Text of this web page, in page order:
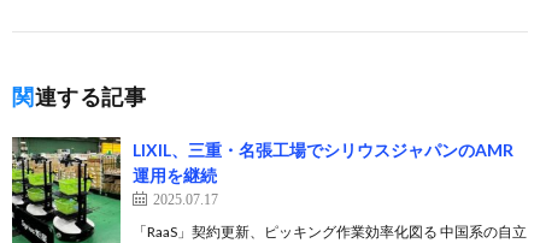
関連する記事
LIXIL、三重・名張工場でシリウスジャパンのAMR
運用を継続
2025.07.17
「RaaS」契約更新、ピッキング作業効率化図る 中国系の自立